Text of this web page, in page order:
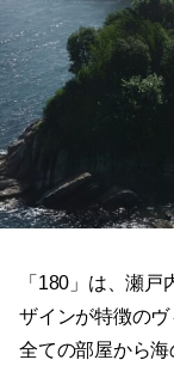
「180」は、瀬
ザインが特徴のヴ
全ての部屋から海